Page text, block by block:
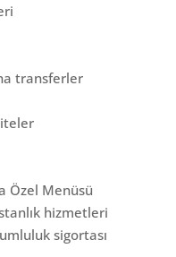
transferler
Özel Menüsü
hizmetleri
sigortası